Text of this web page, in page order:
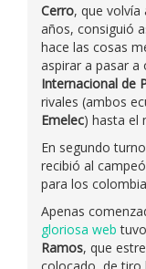
Cerro, que volvía
años, consiguió
hace las cosas
aspirar a pasar
Internacional de
rivales (ambos
Emelec) hasta el
En segundo
recibió al
para los
Apenas
gloriosa web
Ramos, que
colocado, de tiro